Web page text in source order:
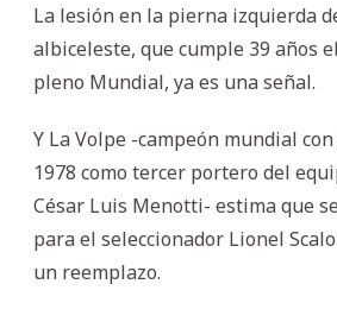
La lesión en la pierna izquierda
albiceleste, que cumple 39 años
pleno Mundial, ya es una señal.
Y La Volpe -campeón mundial
1978 como tercer portero del
César Luis Menotti- estima que
para el seleccionador Lionel
un reemplazo.